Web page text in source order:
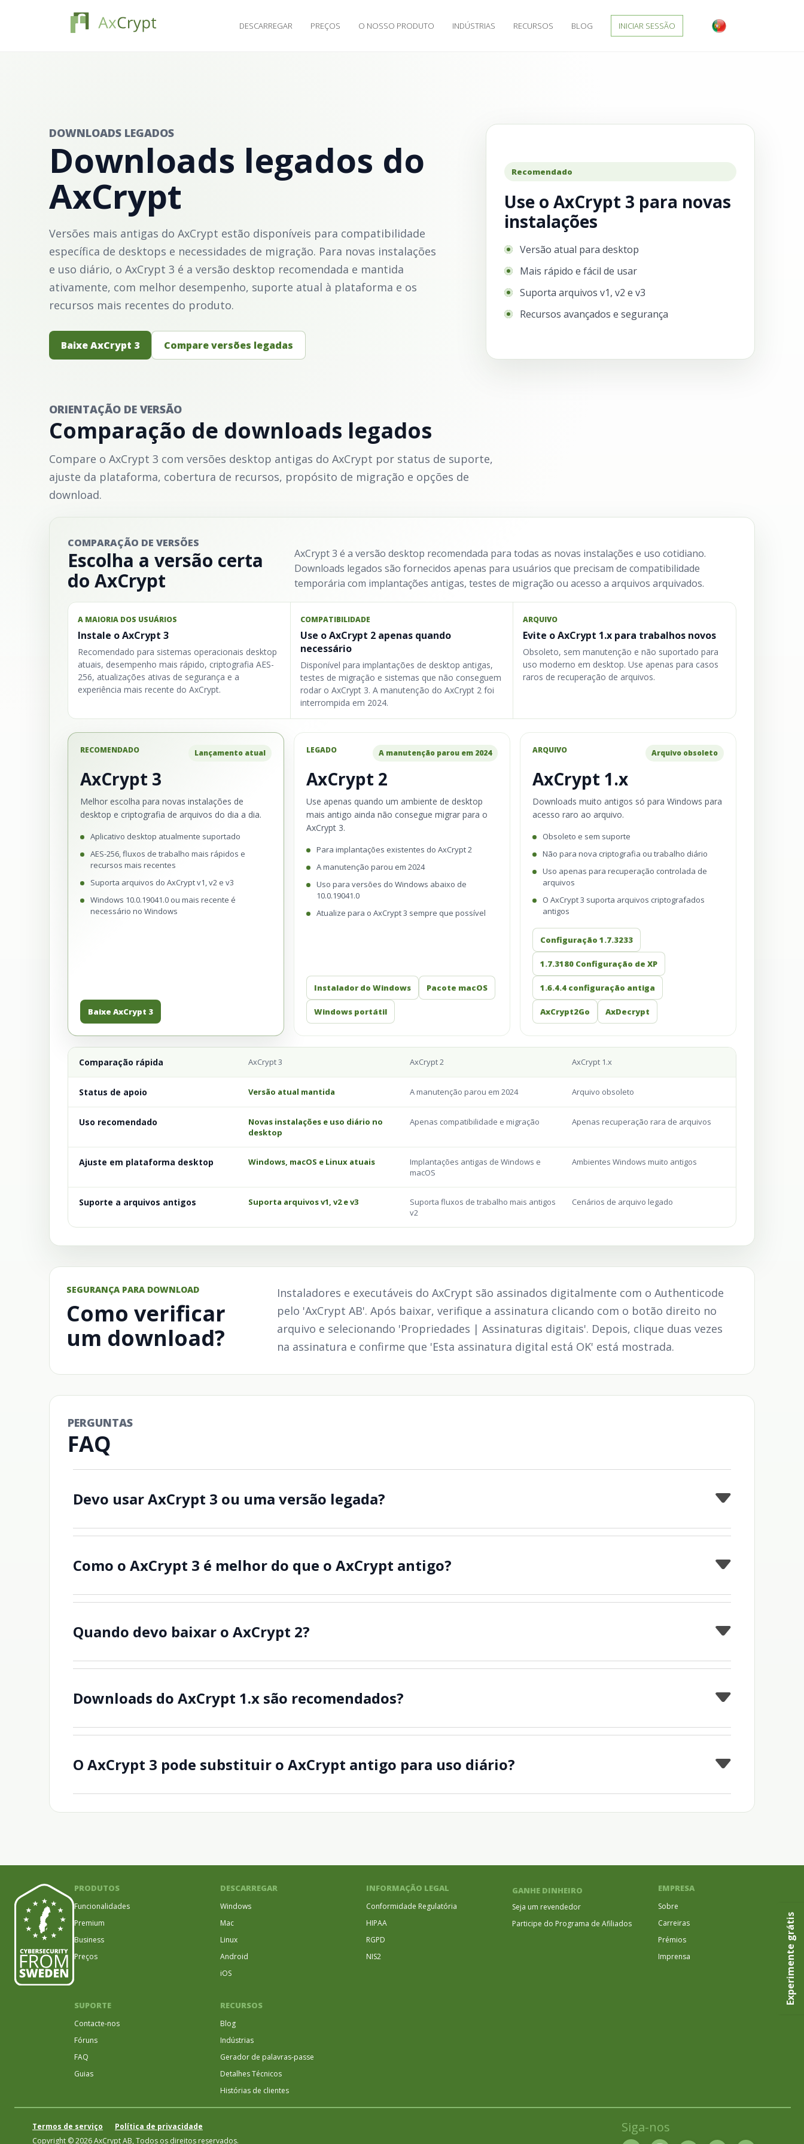
DESCARREGAR PREÇOS O NOSSO PRODUTO INDÚSTRIAS RECURSOS BLOG INICIAR SESSÃO
DOWNLOADS LEGADOS
Downloads legados do
AxCrypt
Versões mais antigas do AxCrypt estão disponíveis para compatibilidade
específica de desktops e necessidades de migração. Para novas instalações
e uso diário, o AxCrypt 3 é a versão desktop recomendada e mantida
ativamente, com melhor desempenho, suporte atual à plataforma e os
recursos mais recentes do produto.
Baixe AxCrypt 3 Compare versões legadas
Recomendado
Use o AxCrypt 3 para novas
instalações
Versão atual para desktop
Mais rápido e fácil de usar
Suporta arquivos v1, v2 e v3
Recursos avançados e segurança
ORIENTAÇÃO DE VERSÃO
Comparação de downloads legados
Compare o AxCrypt 3 com versões desktop antigas do AxCrypt por status de suporte,
ajuste da plataforma, cobertura de recursos, propósito de migração e opções de
download.
COMPARAÇÃO DE VERSÕES
Escolha a versão certa
do AxCrypt
AxCrypt 3 é a versão desktop recomendada para todas as novas instalações e uso cotidiano.
Downloads legados são fornecidos apenas para usuários que precisam de compatibilidade
temporária com implantações antigas, testes de migração ou acesso a arquivos arquivados.
A MAIORIA DOS USUÁRIOS
Instale o AxCrypt 3
Recomendado para sistemas operacionais desktop
atuais, desempenho mais rápido, criptografia AES-
256, atualizações ativas de segurança e a
experiência mais recente do AxCrypt.
COMPATIBILIDADE
Use o AxCrypt 2 apenas quando
necessário
Disponível para implantações de desktop antigas,
testes de migração e sistemas que não conseguem
rodar o AxCrypt 3. A manutenção do AxCrypt 2 foi
interrompida em 2024.
ARQUIVO
Evite o AxCrypt 1.x para trabalhos novos
Obsoleto, sem manutenção e não suportado para
uso moderno em desktop. Use apenas para casos
raros de recuperação de arquivos.
RECOMENDADO Lançamento atual
AxCrypt 3
Melhor escolha para novas instalações de
desktop e criptografia de arquivos do dia a dia.
Aplicativo desktop atualmente suportado
AES-256, fluxos de trabalho mais rápidos e
recursos mais recentes
Suporta arquivos do AxCrypt v1, v2 e v3
Windows 10.0.19041.0 ou mais recente é
necessário no Windows
Baixe AxCrypt 3
LEGADO A manutenção parou em 2024
AxCrypt 2
Use apenas quando um ambiente de desktop
mais antigo ainda não consegue migrar para o
AxCrypt 3.
Para implantações existentes do AxCrypt 2
A manutenção parou em 2024
Uso para versões do Windows abaixo de
10.0.19041.0
Atualize para o AxCrypt 3 sempre que possível
Instalador do Windows Pacote macOS
Windows portátil
ARQUIVO Arquivo obsoleto
AxCrypt 1.x
Downloads muito antigos só para Windows para
acesso raro ao arquivo.
Obsoleto e sem suporte
Não para nova criptografia ou trabalho diário
Uso apenas para recuperação controlada de
arquivos
O AxCrypt 3 suporta arquivos criptografados
antigos
Configuração 1.7.3233
1.7.3180 Configuração de XP
1.6.4.4 configuração antiga
AxCrypt2Go AxDecrypt
Comparação rápida AxCrypt 3 AxCrypt 2 AxCrypt 1.x
Status de apoio Versão atual mantida A manutenção parou em 2024 Arquivo obsoleto
Uso recomendado
Novas instalações e uso diário no
desktop
Apenas compatibilidade e migração Apenas recuperação rara de arquivos
Ajuste em plataforma desktop Windows, macOS e Linux atuais
Implantações antigas de Windows e
macOS
Ambientes Windows muito antigos
Suporte a arquivos antigos Suporta arquivos v1, v2 e v3
Suporta fluxos de trabalho mais antigos
v2
Cenários de arquivo legado
SEGURANÇA PARA DOWNLOAD
Como verificar
um download?
Instaladores e executáveis do AxCrypt são assinados digitalmente com o Authenticode
pelo 'AxCrypt AB'. Após baixar, verifique a assinatura clicando com o botão direito no
arquivo e selecionando 'Propriedades | Assinaturas digitais'. Depois, clique duas vezes
na assinatura e confirme que 'Esta assinatura digital está OK' está mostrada.
PERGUNTAS
FAQ
Devo usar AxCrypt 3 ou uma versão legada?
Como o AxCrypt 3 é melhor do que o AxCrypt antigo?
Quando devo baixar o AxCrypt 2?
Downloads do AxCrypt 1.x são recomendados?
O AxCrypt 3 pode substituir o AxCrypt antigo para uso diário?
PRODUTOS
Funcionalidades
Premium
Business
Preços
DESCARREGAR
Windows
Mac
Linux
Android
iOS
INFORMAÇÃO LEGAL
Conformidade Regulatória
HIPAA
RGPD
NIS2
GANHE DINHEIRO
Seja um revendedor
Participe do Programa de Afiliados
EMPRESA
Sobre
Carreiras
Prémios
Imprensa
SUPORTE
Contacte-nos
Fóruns
FAQ
Guias
RECURSOS
Blog
Indústrias
Gerador de palavras-passe
Detalhes Técnicos
Histórias de clientes
Termos de serviço
Política de privacidade
Copyright © 2026 AxCrypt AB, Todos os direitos reservados.
Siga-nos
Experimente grátis